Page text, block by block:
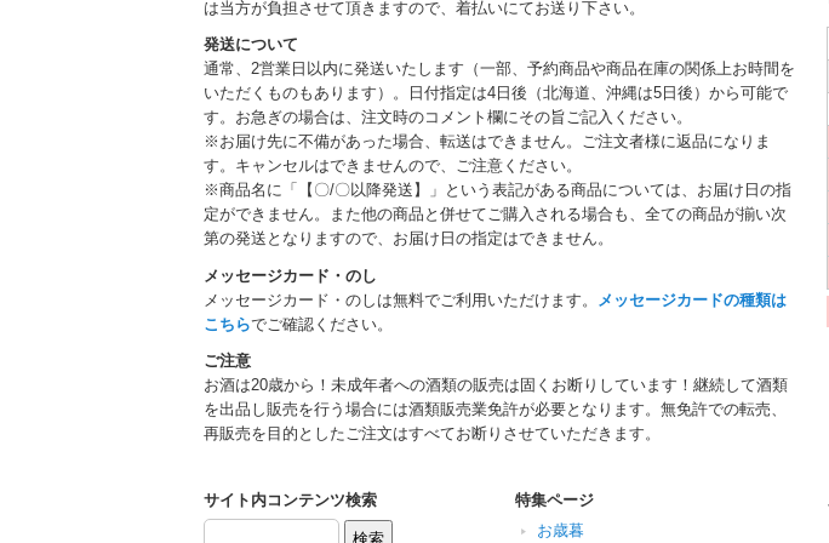
は当方が負担させて頂きますので、着払いにてお送り下さい。
発送について
通常、2営業日以内に発送いたします（一部、予約商品や商品在庫の関係上お時間を
いただくものもあります）。日付指定は4日後（北海道、沖縄は5日後）から可能で
す。お急ぎの場合は、注文時のコメント欄にその旨ご記入ください。
※お届け先に不備があった場合、転送はできません。ご注文者様に返品になりま
す。キャンセルはできませんので、ご注意ください。
※商品名に「【〇/〇以降発送】」という表記がある商品については、お届け日の指
定ができません。また他の商品と併せてご購入される場合も、全ての商品が揃い次
第の発送となりますので、お届け日の指定はできません。
メッセージカード・のし
メッセージカード・のしは無料でご利用いただけます。
メッセージカードの種類は
こちらでご確認ください。
ご注意
お酒は20歳から！未成年者への酒類の販売は固くお断りしています！継続して酒類
を出品し販売を行う場合には酒類販売業免許が必要となります。無免許での転売、
再販売を目的としたご注文はすべてお断りさせていただきます。
サイト内コンテンツ検索
特集ページ
お歳暮